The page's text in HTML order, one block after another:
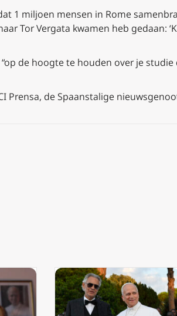
1 miljoen mensen in Rome
Tor Vergata kwamen heb gedaan:
de hoogte te houden over je
Prensa, de Spaanstalige